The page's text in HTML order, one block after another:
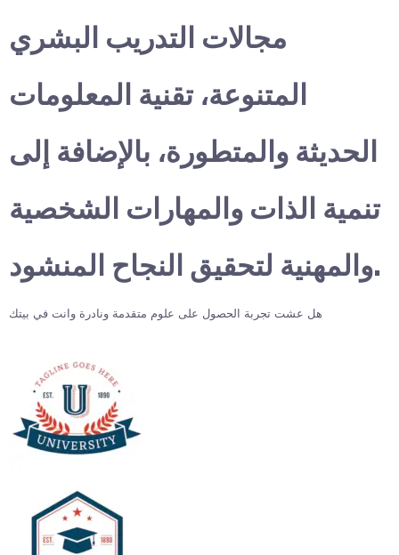
مجالات التدريب البشري
المتنوعة، تقنية المعلومات
الحديثة والمتطورة، بالإضافة إلى
تنمية الذات والمهارات الشخصية
والمهنية لتحقيق النجاح المنشود.
هل عشت تجربة الحصول على علوم متقدمة ونادرة وانت في بيتك